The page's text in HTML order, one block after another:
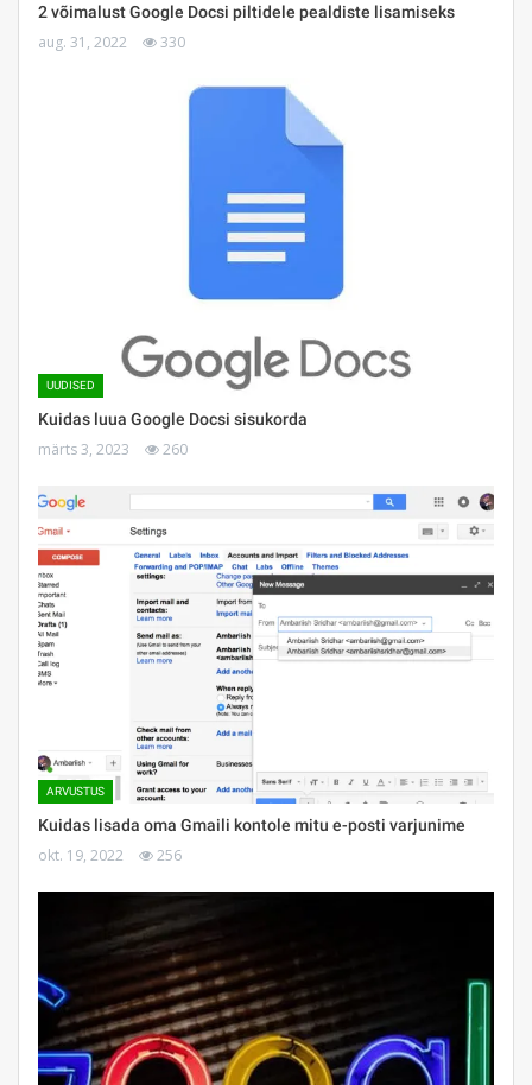
2 võimalust Google Docsi piltidele pealdiste lisamiseks
aug. 31, 2022 330
UUDISED
Kuidas luua Google Docsi sisukorda
märts 3, 2023 260
ARVUSTUS
Kuidas lisada oma Gmaili kontole mitu e-posti varjunime
okt. 19, 2022 256